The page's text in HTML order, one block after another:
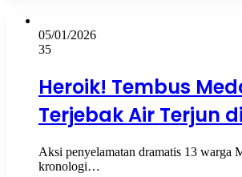
05/01/2026
35
Heroik! Tembus
Terjebak Air Terjun
Aksi penyelamatan dramatis 13 warga
kronologi…